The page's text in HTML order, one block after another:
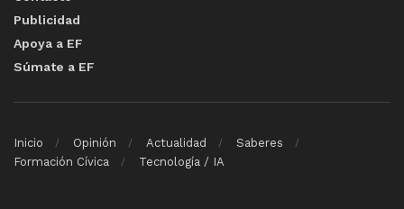
Publicidad
Apoya a EF
Súmate a EF
Inicio Opinión Actualidad
Saberes
Formación Cívica
Tecnología / IA